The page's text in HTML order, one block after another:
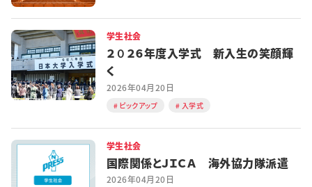
学生社会
２０２６年度入学式 新入生の笑顔輝
く
2026年04月20日
ピックアップ 入学式
学生社会
国際関係とＪＩＣＡ 海外協力隊派遣
2026年04月20日